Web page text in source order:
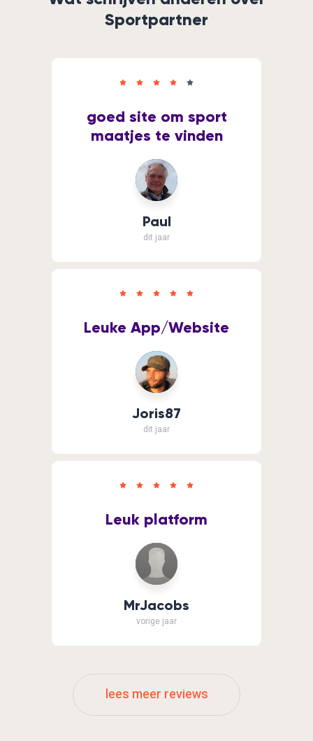
Sportpartner
Paul
dit jaar
goed site om sport
maatjes te vinden
Joris87
dit jaar
Leuke App/Website
MrJacobs
vorige jaar
Leuk platform
lees meer reviews